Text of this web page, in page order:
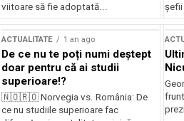
viitoare să fie adoptată...
șefii
ACTUALITATE 1 an ago
De ce nu te poți numi deștept
doar pentru că ai studii
superioare!?
🇳🇴🇷🇴 Norvegia vs. România: De
ce nu studiile superioare fac